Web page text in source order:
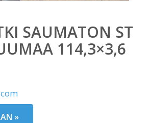
SAUMATON ST
114,3×3,6
»